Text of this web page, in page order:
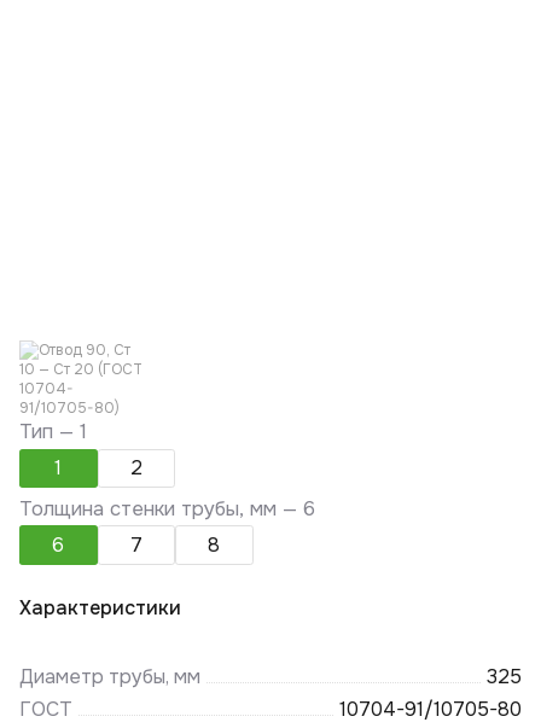
Тип —1
1
2
Толщина стенки трубы, мм —6
6
7 8
Характеристики
Диаметр трубы, мм
325
ГОСТ
10704-91/10705-80